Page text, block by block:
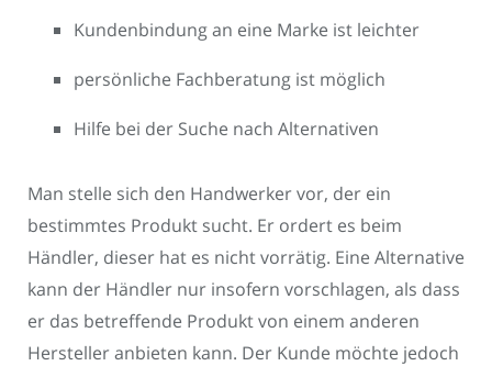
Kundenbindung an eine Marke ist leichter
persönliche Fachberatung ist möglich
Hilfe bei der Suche nach Alternativen
Man stelle sich den Handwerker vor, der ein
bestimmtes Produkt sucht. Er ordert es beim
Händler, dieser hat es nicht vorrätig. Eine Alternative
kann der Händler nur insofern vorschlagen, als dass
er das betreffende Produkt von einem anderen
Hersteller anbieten kann. Der Kunde möchte jedoch